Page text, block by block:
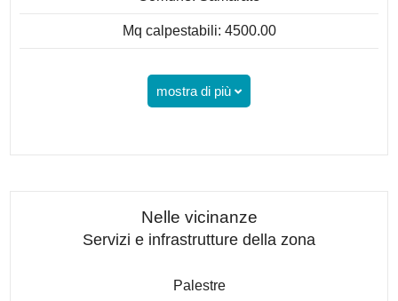
Mq calpestabili: 4500.00
mostra di più
Nelle vicinanze
Servizi e infrastrutture della zona
Palestre